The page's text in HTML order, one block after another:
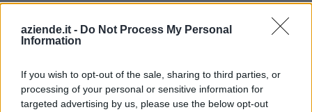
aziende.it - Do Not Process My Personal
Information
If you wish to opt-out of the sale, sharing to third parties, or
processing of your personal or sensitive information for
targeted advertising by us, please use the below opt-out
Chamois (6)
Champorcher (9)
Châtillon (125)
Challand-Saint-Anselme (2)